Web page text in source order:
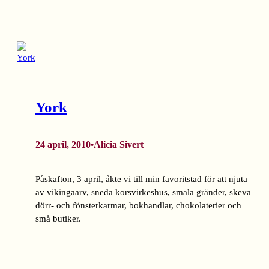
York
24 april, 2010•Alicia Sivert
Påskafton, 3 april, åkte vi till min favoritstad för att njuta
av vikingaarv, sneda korsvirkeshus, smala gränder, skeva
dörr- och fönsterkarmar, bokhandlar, chokolaterier och
små butiker.